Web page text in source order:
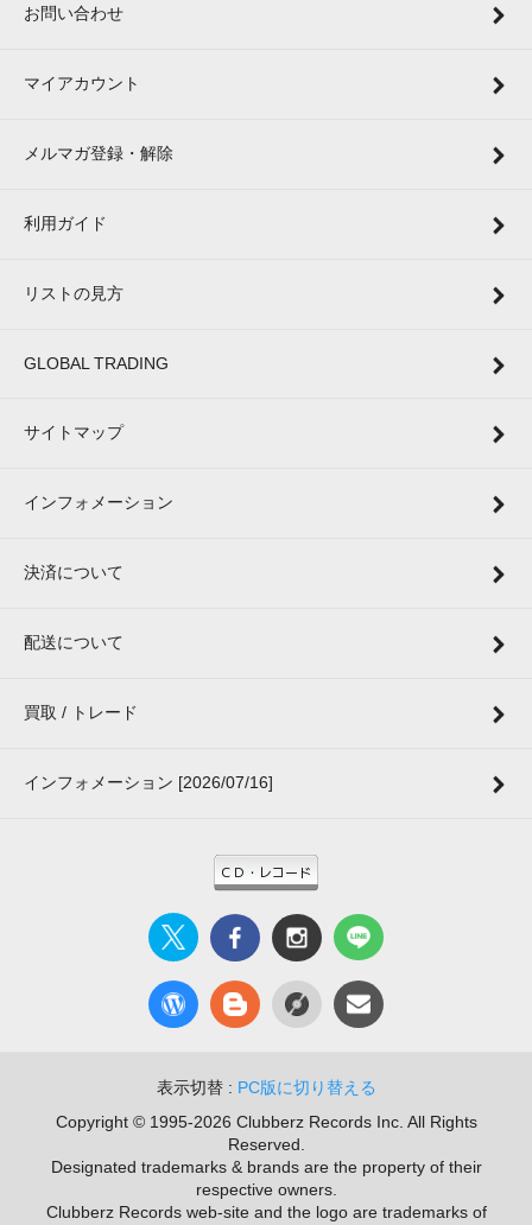
お問い合わせ
マイアカウント
メルマガ登録・解除
利用ガイド
リストの見方
GLOBAL TRADING
サイトマップ
インフォメーション
決済について
配送について
買取 / トレード
インフォメーション [2026/07/16]
表示切替 : PC版に切り替える
Copyright © 1995-2026 Clubberz Records Inc. All Rights
Reserved.
Designated trademarks & brands are the property of their
respective owners.
Clubberz Records web-site and the logo are trademarks of